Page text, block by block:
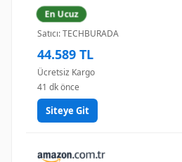
En Ucuz
Satıcı: TECHBURADA
44.589 TL
Ücretsiz Kargo
41 dk önce
Siteye Git